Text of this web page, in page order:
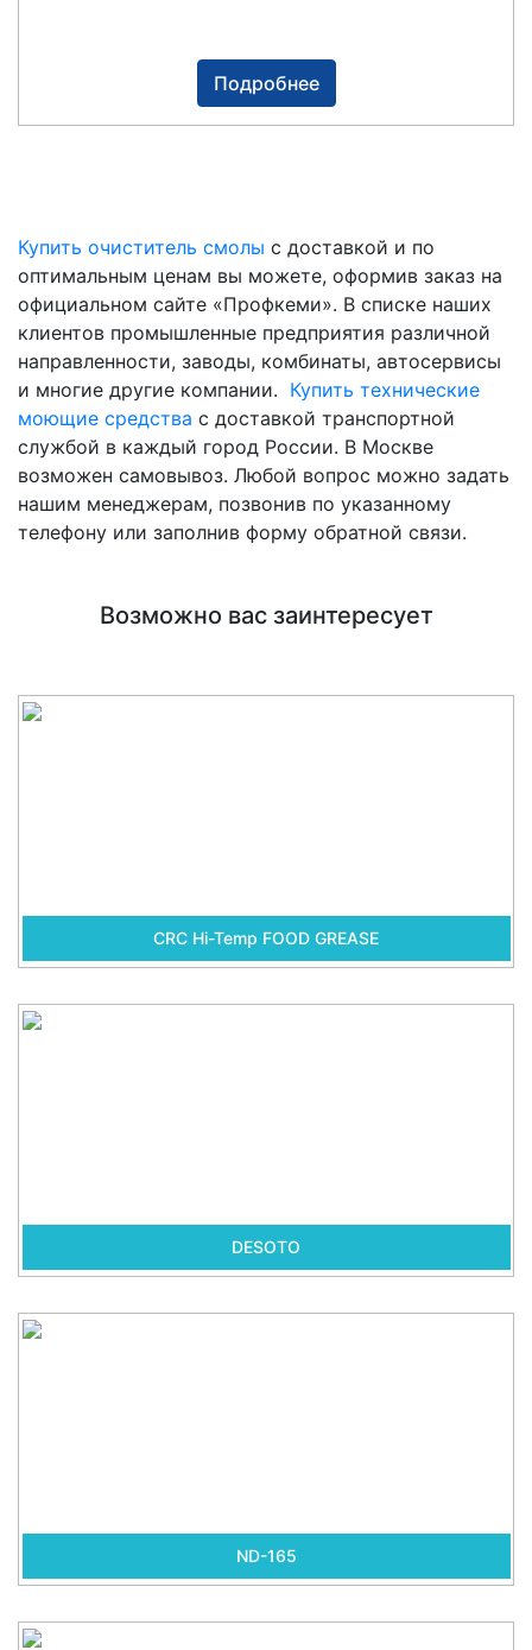
Подробнее
Купить очиститель смолы с доставкой и по
оптимальным ценам вы можете, оформив заказ на
официальном сайте «Профкеми». В списке наших
клиентов промышленные предприятия различной
направленности, заводы, комбинаты, автосервисы
и многие другие компании. Купить технические
моющие средства с доставкой транспортной
службой в каждый город России. В Москве
возможен самовывоз. Любой вопрос можно задать
нашим менеджерам, позвонив по указанному
телефону или заполнив форму обратной связи.
Возможно вас заинтересует
CRC Hi-Temp FOOD GREASE
DESOTO
ND-165